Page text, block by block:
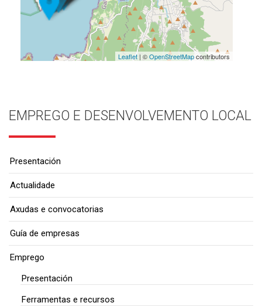
Leaflet| ©OpenStreetMapcontributors
EMPREGO E DESENVOLVEMENTO LOCAL
Presentación
Actualidade
Axudas e convocatorias
Guía de empresas
Emprego
Presentación
Ferramentas e recursos